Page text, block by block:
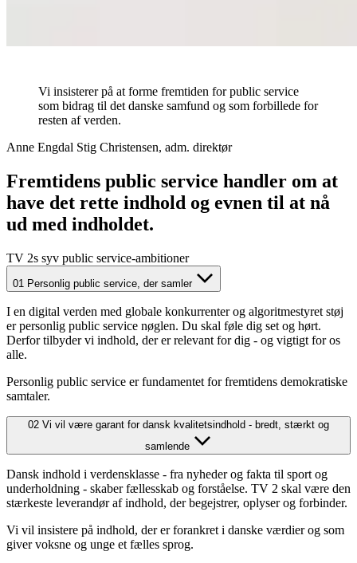
Vi insisterer på at forme fremtiden for public service
som bidrag til det danske samfund og som forbillede for
resten af verden.
Anne Engdal Stig Christensen, adm. direktør
Fremtidens public service handler om at
have det rette indhold og evnen til at nå
ud med indholdet.
TV 2s syv public service-ambitioner
01 Personlig public service, der samler
I en digital verden med globale konkurrenter og algoritmestyret støj
er personlig public service nøglen. Du skal føle dig set og hørt.
Derfor tilbyder vi indhold, der er relevant for dig - og vigtigt for os
alle.
Personlig public service er fundamentet for fremtidens demokratiske
samtaler.
02 Vi vil være garant for dansk kvalitetsindhold - bredt, stærkt og
samlende
Dansk indhold i verdensklasse - fra nyheder og fakta til sport og
underholdning - skaber fællesskab og forståelse. TV 2 skal være den
stærkeste leverandør af indhold, der begejstrer, oplyser og forbinder.
Vi vil insistere på indhold, der er forankret i danske værdier og som
giver voksne og unge et fælles sprog.